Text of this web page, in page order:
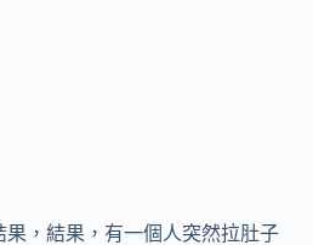
，結果，有一個人突然拉肚子